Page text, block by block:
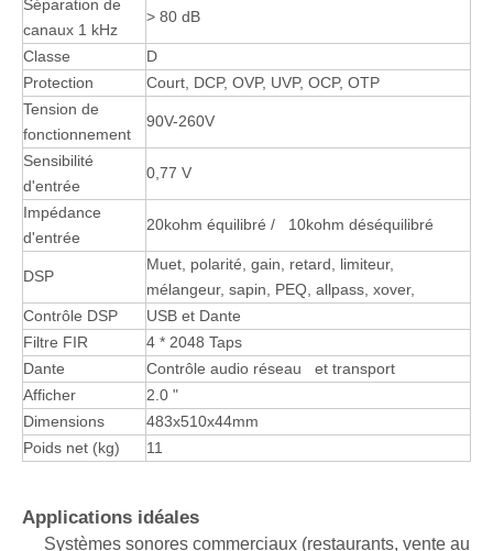
Séparation de
canaux 1 kHz
> 80 dB
Classe
D
Protection
Court, DCP, OVP, UVP, OCP, OTP
Tension de
fonctionnement
90V-260V
Sensibilité
d'entrée
0,77 V
Impédance
d'entrée
20kohm équilibré / 10kohm déséquilibré
DSP
Muet, polarité, gain, retard, limiteur,
mélangeur, sapin, PEQ, allpass, xover,
Contrôle DSP
USB et Dante
Filtre FIR
4 * 2048 Taps
Dante
Contrôle audio réseau et transport
Afficher
2.0 "
Dimensions
483x510x44mm
Poids net (kg)
11
Applications idéales
Systèmes sonores commerciaux (restaurants, vente au